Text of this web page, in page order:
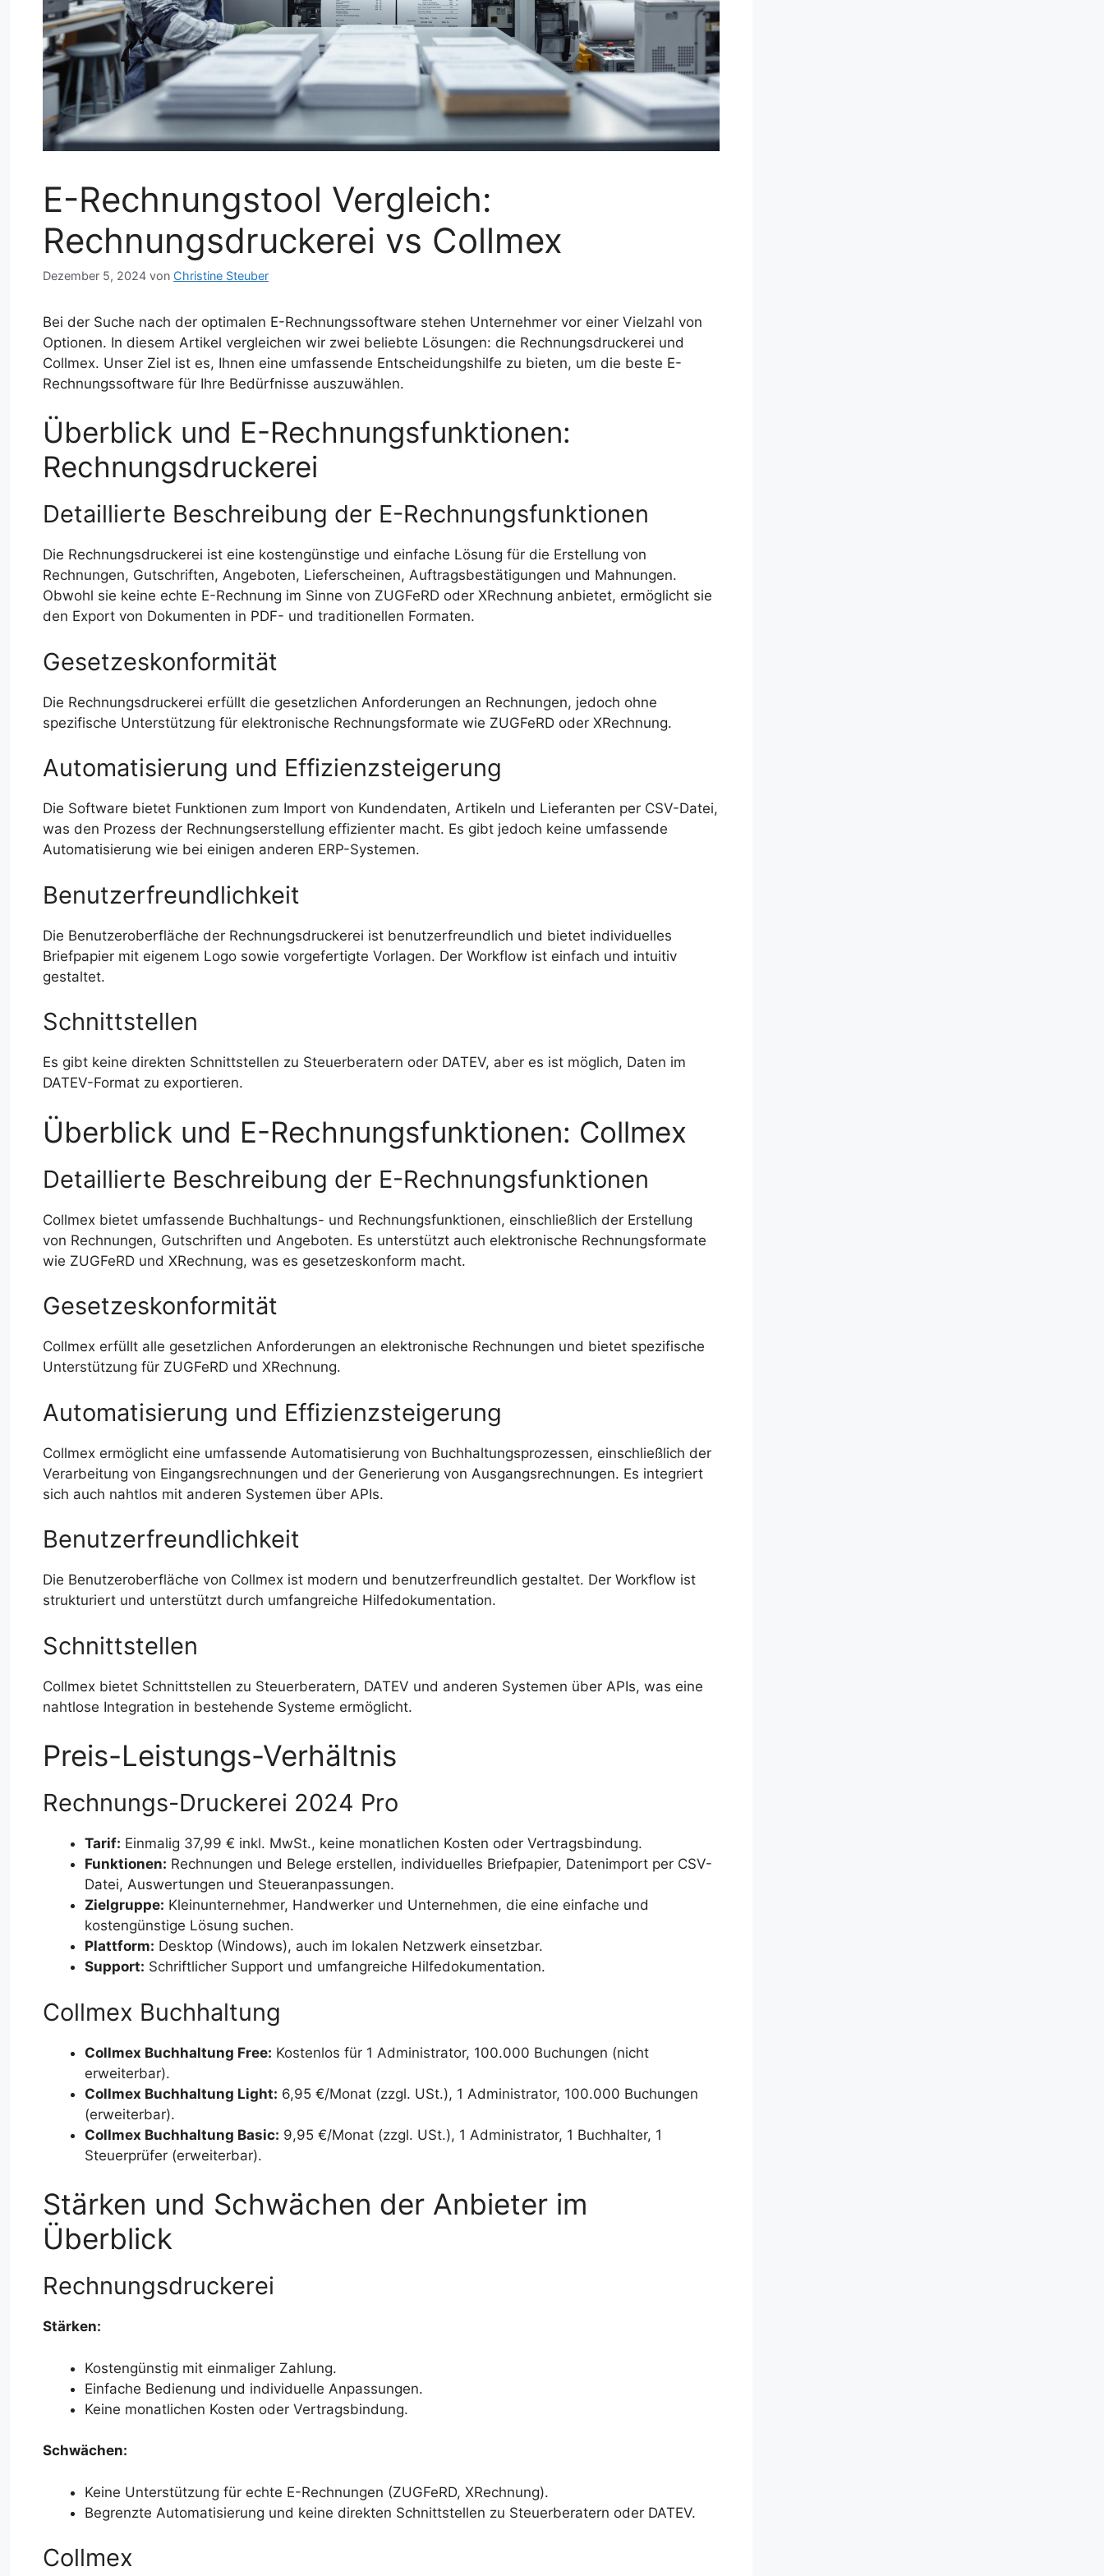
E-Rechnungstool Vergleich:
Rechnungsdruckerei vs Collmex
Dezember 5, 2024 von Christine Steuber
Bei der Suche nach der optimalen E-Rechnungssoftware stehen Unternehmer vor einer Vielzahl von
Optionen. In diesem Artikel vergleichen wir zwei beliebte Lösungen: die Rechnungsdruckerei und
Collmex. Unser Ziel ist es, Ihnen eine umfassende Entscheidungshilfe zu bieten, um die beste E-
Rechnungssoftware für Ihre Bedürfnisse auszuwählen.
Überblick und E-Rechnungsfunktionen:
Rechnungsdruckerei
Detaillierte Beschreibung der E-Rechnungsfunktionen
Die Rechnungsdruckerei ist eine kostengünstige und einfache Lösung für die Erstellung von
Rechnungen, Gutschriften, Angeboten, Lieferscheinen, Auftragsbestätigungen und Mahnungen.
Obwohl sie keine echte E-Rechnung im Sinne von ZUGFeRD oder XRechnung anbietet, ermöglicht sie
den Export von Dokumenten in PDF- und traditionellen Formaten.
Gesetzeskonformität
Die Rechnungsdruckerei erfüllt die gesetzlichen Anforderungen an Rechnungen, jedoch ohne
spezifische Unterstützung für elektronische Rechnungsformate wie ZUGFeRD oder XRechnung.
Automatisierung und Effizienzsteigerung
Die Software bietet Funktionen zum Import von Kundendaten, Artikeln und Lieferanten per CSV-Datei,
was den Prozess der Rechnungserstellung effizienter macht. Es gibt jedoch keine umfassende
Automatisierung wie bei einigen anderen ERP-Systemen.
Benutzerfreundlichkeit
Die Benutzeroberfläche der Rechnungsdruckerei ist benutzerfreundlich und bietet individuelles
Briefpapier mit eigenem Logo sowie vorgefertigte Vorlagen. Der Workflow ist einfach und intuitiv
gestaltet.
Schnittstellen
Es gibt keine direkten Schnittstellen zu Steuerberatern oder DATEV, aber es ist möglich, Daten im
DATEV-Format zu exportieren.
Überblick und E-Rechnungsfunktionen: Collmex
Detaillierte Beschreibung der E-Rechnungsfunktionen
Collmex bietet umfassende Buchhaltungs- und Rechnungsfunktionen, einschließlich der Erstellung
von Rechnungen, Gutschriften und Angeboten. Es unterstützt auch elektronische Rechnungsformate
wie ZUGFeRD und XRechnung, was es gesetzeskonform macht.
Gesetzeskonformität
Collmex erfüllt alle gesetzlichen Anforderungen an elektronische Rechnungen und bietet spezifische
Unterstützung für ZUGFeRD und XRechnung.
Automatisierung und Effizienzsteigerung
Collmex ermöglicht eine umfassende Automatisierung von Buchhaltungsprozessen, einschließlich der
Verarbeitung von Eingangsrechnungen und der Generierung von Ausgangsrechnungen. Es integriert
sich auch nahtlos mit anderen Systemen über APIs.
Benutzerfreundlichkeit
Die Benutzeroberfläche von Collmex ist modern und benutzerfreundlich gestaltet. Der Workflow ist
strukturiert und unterstützt durch umfangreiche Hilfedokumentation.
Schnittstellen
Collmex bietet Schnittstellen zu Steuerberatern, DATEV und anderen Systemen über APIs, was eine
nahtlose Integration in bestehende Systeme ermöglicht.
Preis-Leistungs-Verhältnis
Rechnungs-Druckerei 2024 Pro
Tarif: Einmalig 37,99 € inkl. MwSt., keine monatlichen Kosten oder Vertragsbindung.
Funktionen: Rechnungen und Belege erstellen, individuelles Briefpapier, Datenimport per CSV-
Datei, Auswertungen und Steueranpassungen.
Zielgruppe: Kleinunternehmer, Handwerker und Unternehmen, die eine einfache und
kostengünstige Lösung suchen.
Plattform: Desktop (Windows), auch im lokalen Netzwerk einsetzbar.
Support: Schriftlicher Support und umfangreiche Hilfedokumentation.
Collmex Buchhaltung
Collmex Buchhaltung Free: Kostenlos für 1 Administrator, 100.000 Buchungen (nicht
erweiterbar).
Collmex Buchhaltung Light: 6,95 €/Monat (zzgl. USt.), 1 Administrator, 100.000 Buchungen
(erweiterbar).
Collmex Buchhaltung Basic: 9,95 €/Monat (zzgl. USt.), 1 Administrator, 1 Buchhalter, 1
Steuerprüfer (erweiterbar).
Stärken und Schwächen der Anbieter im
Überblick
Rechnungsdruckerei
Stärken:
Kostengünstig mit einmaliger Zahlung.
Einfache Bedienung und individuelle Anpassungen.
Keine monatlichen Kosten oder Vertragsbindung.
Schwächen:
Keine Unterstützung für echte E-Rechnungen (ZUGFeRD, XRechnung).
Begrenzte Automatisierung und keine direkten Schnittstellen zu Steuerberatern oder DATEV.
Collmex